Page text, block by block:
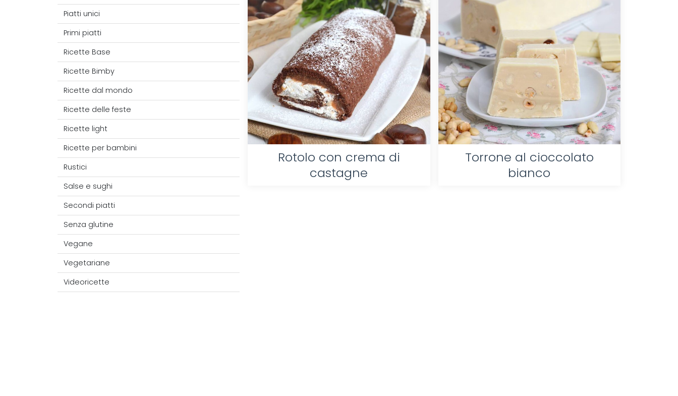
Piatti unici
Primi piatti
Ricette Base
Ricette Bimby
Ricette dal mondo
Ricette delle feste
Ricette light
Ricette per bambini
Rustici
Salse e sughi
Secondi piatti
Senza glutine
Vegane
Vegetariane
Videoricette
Rotolo con crema di
castagne
Torrone al cioccolato
bianco